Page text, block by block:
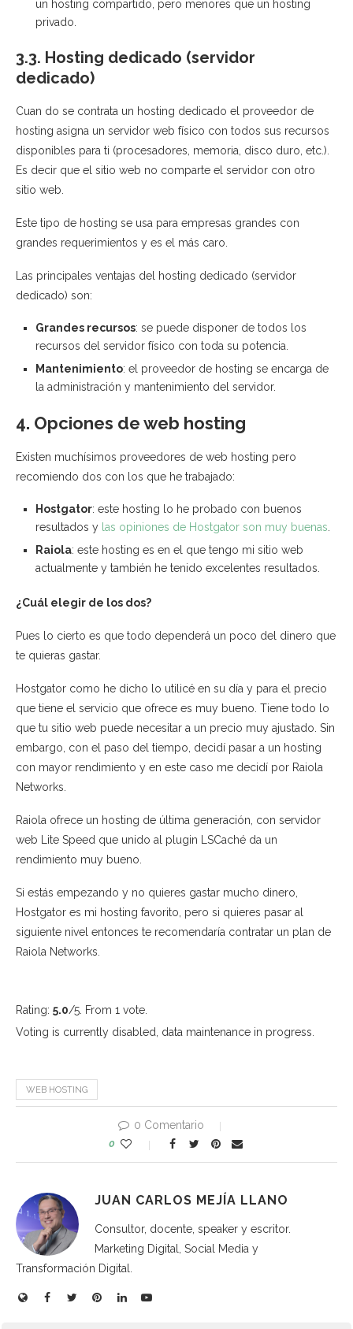
un hosting compartido, pero menores que un hosting
privado.
3.3. Hosting dedicado (servidor
dedicado)
Cuan do se contrata un hosting dedicado el proveedor de
hosting asigna un servidor web físico con todos sus recursos
disponibles para ti (procesadores, memoria, disco duro, etc.).
Es decir que el sitio web no comparte el servidor con otro
sitio web.
Este tipo de hosting se usa para empresas grandes con
grandes requerimientos y es el más caro.
Las principales ventajas del hosting dedicado (servidor
dedicado) son:
Grandes recursos: se puede disponer de todos los
recursos del servidor físico con toda su potencia.
Mantenimiento: el proveedor de hosting se encarga de
la administración y mantenimiento del servidor.
4. Opciones de web hosting
Existen muchísimos proveedores de web hosting pero
recomiendo dos con los que he trabajado:
Hostgator: este hosting lo he probado con buenos
resultados y las opiniones de Hostgator son muy buenas
Raiola: este hosting es en el que tengo mi sitio web
actualmente y también he tenido excelentes resultados.
¿Cuál elegir de los dos?
Pues lo cierto es que todo dependerá un poco del dinero que
te quieras gastar.
Hostgator como he dicho lo utilicé en su día y para el precio
que tiene el servicio que ofrece es muy bueno. Tiene todo lo
que tu sitio web puede necesitar a un precio muy ajustado. Sin
embargo, con el paso del tiempo, decidí pasar a un hosting
con mayor rendimiento y en este caso me decidí por Raiola
Networks.
Raiola ofrece un hosting de última generación, con servidor
web Lite Speed que unido al plugin LSCaché da un
rendimiento muy bueno.
Si estás empezando y no quieres gastar mucho dinero,
Hostgator es mi hosting favorito, pero si quieres pasar al
siguiente nivel entonces te recomendaría contratar un plan de
Raiola Networks.
Rating: 5.0/5. From 1 vote.
Voting is currently disabled, data maintenance in progress.
WEB HOSTING
0 Comentario
0
JUAN CARLOS MEJÍA LLANO
Consultor, docente, speaker y escritor.
Marketing Digital, Social Media y
Transformación Digital.